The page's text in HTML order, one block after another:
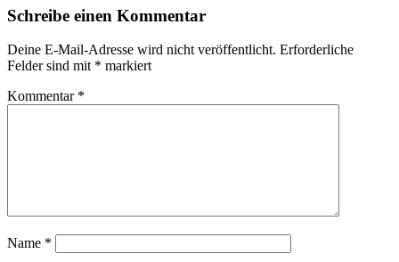
Schreibe einen Kommentar
Deine E-Mail-Adresse wird nicht veröffentlicht. Erforderliche
Felder sind mit * markiert
Kommentar *
Name *